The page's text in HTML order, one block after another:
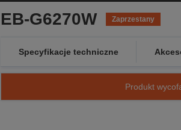
EB-G6270W Zaprzestany
Specyfikacje techniczne
Produkt